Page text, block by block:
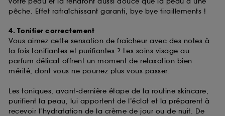
pêche. Effet rafraîchissant garanti, bye bye tiraillements !
4. Tonifier correctement
Vous aimez cette sensation de fraîcheur avec des notes à
la fois tonifiantes et purifiantes ? Les soins visage au
parfum délicat offrent un moment de relaxation bien
mérité, dont vous ne pourrez plus vous passer.
Les toniques, avant-dernière étape de la routine skincare,
purifient la peau, lui apportent de l’éclat et la préparent à
recevoir l’hydratation de la crème de jour ou de nuit. De
Sephora pourra associer les informations de
navigation collectées par ces Cookies, pour les
finalités acceptées, avec les données personnelles
collectées ou générées lors de votre activité en ligne
sur "continuer sans accepter". Voous pouvez à tout
moment choisir de retirer votrte consentement. Si vous
souhaitez obtenir plus d'information sur les cookies